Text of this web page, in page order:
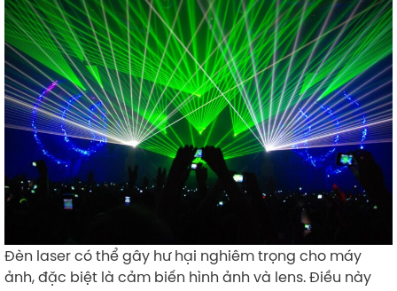
Đèn laser có thể gây hư hại nghiêm trọng cho máy
ảnh, đặc biệt là cảm biến hình ảnh và lens. Điều này